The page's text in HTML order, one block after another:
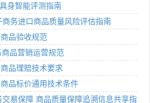
身智能评测指南
务进口商品质量风险评估指南
品验收规范
品营销运营规范
品理赔技术要求
品标价通用技术条件
易保障 商品质量保障追溯信息共享指